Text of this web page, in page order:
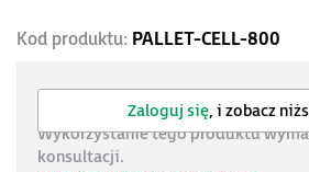
Kod produktu: PALLET-CELL-800
Zaloguj się, i zobacz
Wykorzystanie tego produktu
konsultacji.